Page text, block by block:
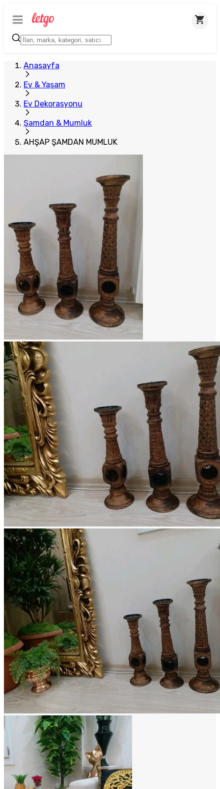
Anasayfa
Ev & Yaşam
Ev Dekorasyonu
Şamdan & Mumluk
AHŞAP ŞAMDAN MUMLUK